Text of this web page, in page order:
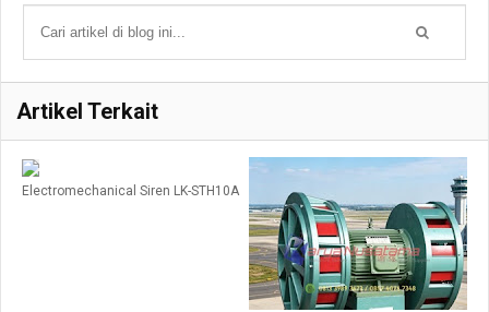
Artikel Terkait
Electromechanical Siren LK-STH10A